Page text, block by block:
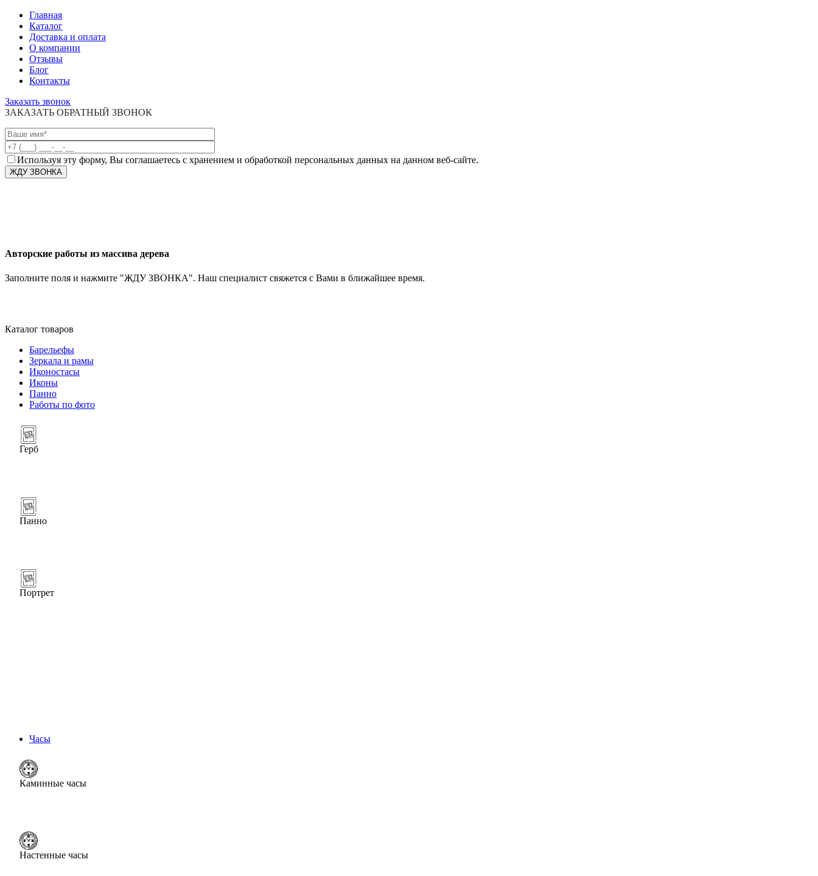
Главная
Каталог
Доставка и оплата
О компании
Отзывы
Блог
Контакты
Заказать звонок
ЗАКАЗАТЬ ОБРАТНЫЙ ЗВОНОК
Используя эту форму, Вы соглашаетесь с хранением и обработкой персональных данных на данном веб-сайте.
Авторские работы из массива дерева
Заполните поля и нажмите "ЖДУ ЗВОНКА". Наш специалист свяжется с Вами в ближайшее время.
Каталог товаров
Барельефы
Зеркала и рамы
Иконостасы
Иконы
Панно
Работы по фото
Герб
Панно
Портрет
Часы
Каминные часы
Настенные часы